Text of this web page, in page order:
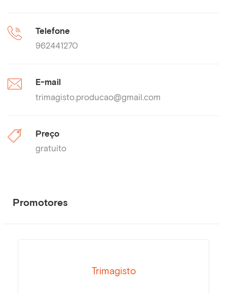
Telefone
962441270
E-mail
trimagisto.producao@gmail.com
Preço
gratuito
Promotores
Trimagisto